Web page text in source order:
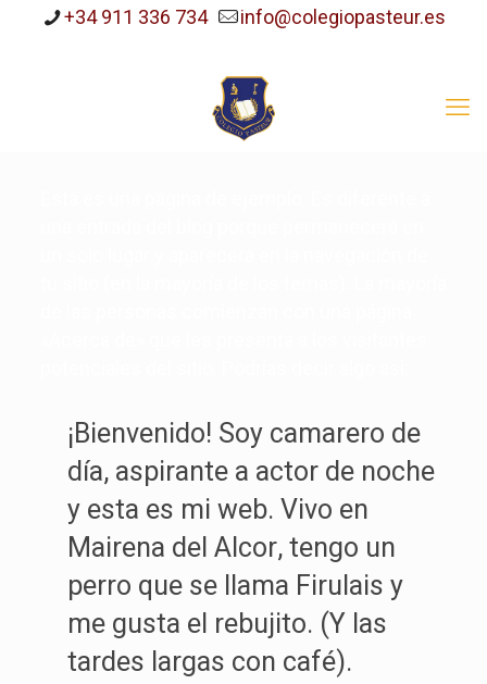
+34 911 336 734 info@colegiopasteur.es
¡Bienvenido! Soy camarero de
día, aspirante a actor de noche
y esta es mi web. Vivo en
Mairena del Alcor, tengo un
perro que se llama Firulais y
me gusta el rebujito. (Y las
tardes largas con café).